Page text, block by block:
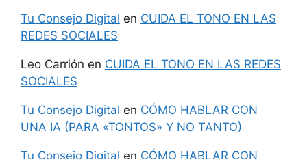
Tu Consejo Digital en CUIDA EL TONO EN LAS
REDES SOCIALES
Leo Carrión en CUIDA EL TONO EN LAS REDES
SOCIALES
Tu Consejo Digital en CÓMO HABLAR CON
UNA IA (PARA «TONTOS» Y NO TANTO)
Tu Consejo Digital en CÓMO HABLAR CON